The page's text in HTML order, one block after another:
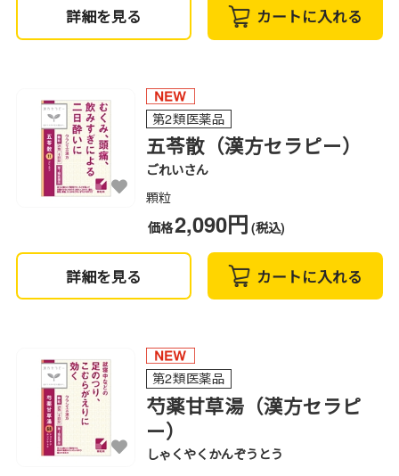
詳細を見る カートに入れる
第2類医薬品
五苓散（漢方セラピー）
ごれいさん
顆粒
価格2,090円 (税込)
詳細を見る カートに入れる
第2類医薬品
芍薬甘草湯（漢方セラピ
ー）
しゃくやくかんぞうとう